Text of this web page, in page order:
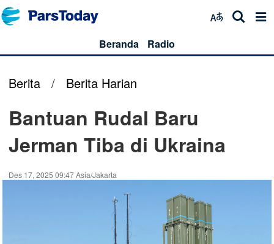
Beranda Radio
Berita / Berita Harian
Bantuan Rudal Baru
Jerman Tiba di Ukraina
Des 17, 2025 09:47 Asia/Jakarta